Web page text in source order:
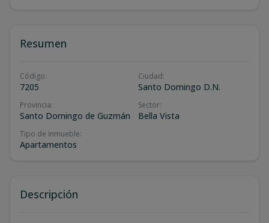
Resumen
Código:
7205
Ciudad:
Santo Domingo D.N.
Provincia:
Santo Domingo de Guzmán
Sector:
Bella Vista
Tipo de inmueble:
Apartamentos
Descripción